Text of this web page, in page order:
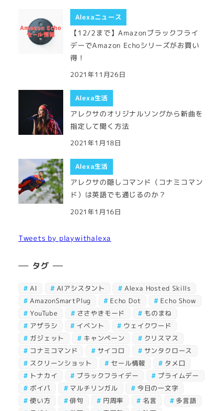
Alexaニュース
【12/2まで】Amazonブラックフライ
デーでAmazon Echoシリーズがお買い
得！
2021年11月26日
Alexa生活
アレクサのオリジナルソングから新曲を
指定して聞く方法
2021年1月18日
Alexa生活
アレクサの隠しコマンド（コナミコマン
ド）は英語でも通じるのか？
2021年1月16日
Tweets by playwithalexa
タグ
AI AIアシスタント
Alexa Hosted Skills
AmazonSmartPlug
Echo Dot
Echo Show
YouTube
ささやきモード
ものまね
アザラシ
イベント
ウェイクワード
ガジェット
キャンペーン
クリスマス
コナミコマンド
サイコロ
サンタクロース
スクリーンショット
セール情報
タメ口
トナカイ
ブラックフライデー
プライムデー
ボイパ
マルチリンガル
今日の一文字
使い方
俳句 円周率 名言
多言語